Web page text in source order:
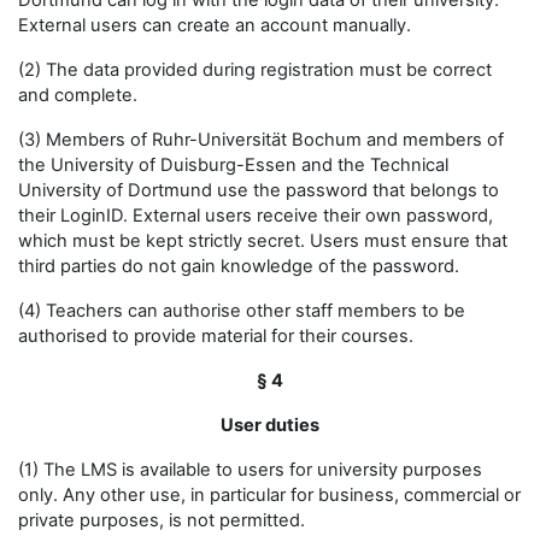
External users can create an account manually.
(2) The data provided during registration must be correct
and complete.
(3) Members of Ruhr-Universität Bochum and members of
the University of Duisburg-Essen and the Technical
University of Dortmund use the password that belongs to
their LoginID. External users receive their own password,
which must be kept strictly secret. Users must ensure that
third parties do not gain knowledge of the password.
(4) Teachers can authorise other staff members to be
authorised to provide material for their courses.
§ 4
User duties
(1) The LMS is available to users for university purposes
only. Any other use, in particular for business, commercial or
private purposes, is not permitted.